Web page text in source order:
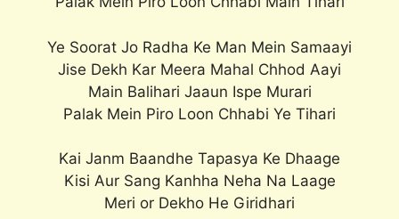
Ye Soorat Jo Radha Ke Man Mein Samaayi
Jise Dekh Kar Meera Mahal Chhod Aayi
Main Balihari Jaaun Ispe Murari
Palak Mein Piro Loon Chhabi Ye Tihari
Kai Janm Baandhe Tapasya Ke Dhaage
Kisi Aur Sang Kanhha Neha Na Laage
Meri or Dekho He Giridhari